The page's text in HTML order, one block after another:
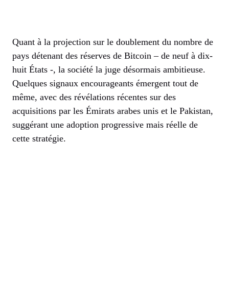
Quant à la projection sur le doublement du nombre de
pays détenant des réserves de Bitcoin – de neuf à dix-
huit États -, la société la juge désormais ambitieuse.
Quelques signaux encourageants émergent tout de
même, avec des révélations récentes sur des
acquisitions par les Émirats arabes unis et le Pakistan,
suggérant une adoption progressive mais réelle de
cette stratégie.